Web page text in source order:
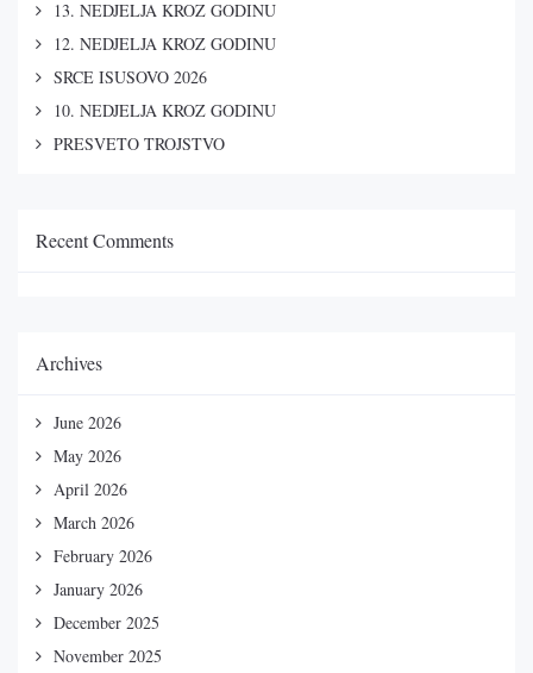
13. NEDJELJA KROZ GODINU
12. NEDJELJA KROZ GODINU
SRCE ISUSOVO 2026
10. NEDJELJA KROZ GODINU
PRESVETO TROJSTVO
Recent Comments
Archives
June 2026
May 2026
April 2026
March 2026
February 2026
January 2026
December 2025
November 2025